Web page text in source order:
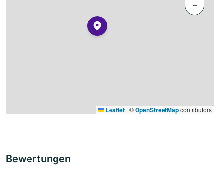
−
Leaflet | ©OpenStreetMapcontributors
Bewertungen